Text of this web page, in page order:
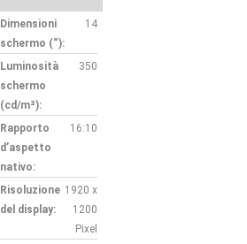
Dimensioni
schermo (“):
14
Luminosità
schermo
(cd/m²):
350
Rapporto
d’aspetto
nativo:
16:10
Risoluzione
del display:
1920 x
1200
Pixel